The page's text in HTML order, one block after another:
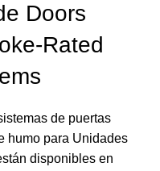
Doors
Rated
de puertas
humo para Unidades
disponibles en